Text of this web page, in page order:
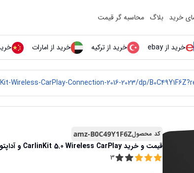
خرید بلاگ محاسبه گر قیمت
خرید از ebay خرید از ترکیه خرید از امارات
کد محصولamz-B0C49Y1F6Z
قیمت و خریدCarlinKit 5.0 Wireless CarPlay و آداپتور
3